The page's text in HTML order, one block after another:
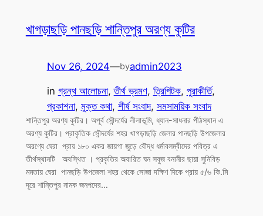
খাগড়াছড়ি পানছড়ি শান্তিপুর অরণ্য কুটির
Nov 26, 2024—byadmin2023
in গ্রন্থ আলোচনা, তীর্থ ভ্রমণ, ত্রিপিটক, পুরাকীর্তি
প্রকাশনা, মুক্ত কথা, শীর্ষ সংবাদ, সমসাময়িক সংবাদ
শান্তিপুর অরণ্য কুটির। অপূর্ব সৌন্দর্যের লীলাভূমি, ধ্যান-সাধনার পীঠস্থান এ
অরণ্য কুটির। প্রাকৃতিক সৌন্দর্যের শহর খাগড়াছড়ি জেলার পানছড়ি উপজেলার
অরণ্যে ঘেরা প্রায় ১৮০ একর জায়গা জুড়ে বৌদ্ধ ধর্মাবলম্বীদের পবিত্র এ
তীর্থস্থানটি অবস্থিত । প্রকৃতির অবারিত ঘন সবুজ বনানীর ছায়া সুনিবিড়
মমতায় ঘেরা পানছড়ি উপজেলা শহর থেকে সোজা দক্ষিণ দিকে প্রায় ৫/৬ কি.মি
দূরে শান্তিপুর নামক জনপদের…